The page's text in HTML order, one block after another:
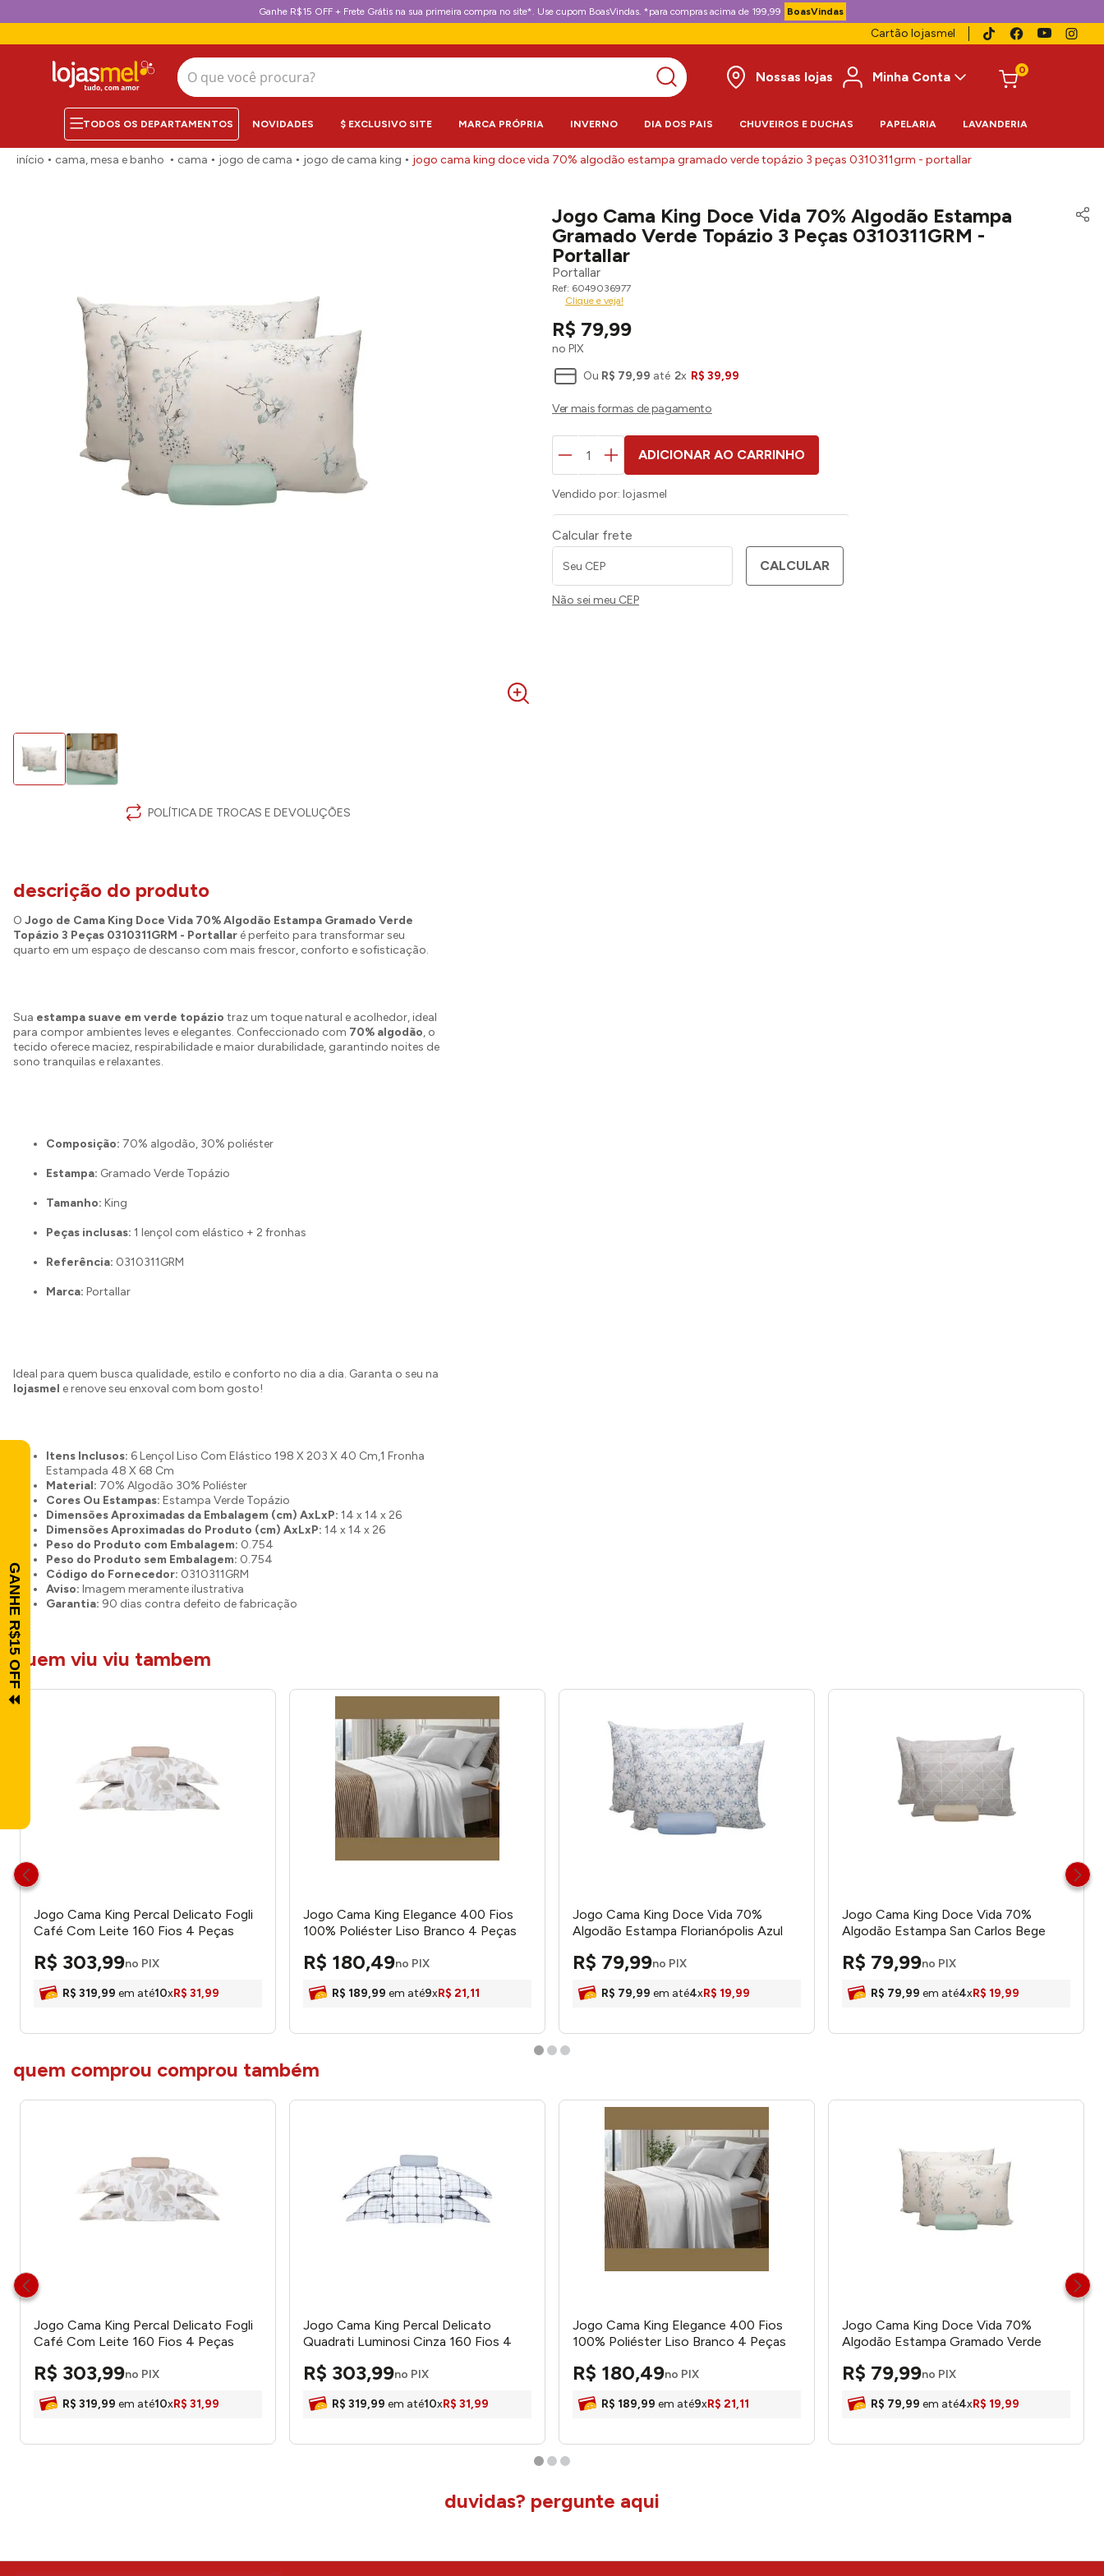
Ganhe R$15 OFF + Frete Grátis na sua primeira compra no site*. Use cupom BoasVindas. *para compras acima de 199,99 BoasVindas
Cartão lojasmel
O que você procura?
Nossas lojas
Minha Conta 0
NOVIDADES $ EXCLUSIVO SITE MARCA PRÓPRIA INVERNO DIA DOS PAIS CHUVEIROS E DUCHAS PAPELARIA LAVANDERIA
cama, mesa e banho cama jogo de cama jogo de cama king jogo cama king doce vida 70% algodão estampa gramado verde topázio 3 peças 0310311grm - portallar
POLÍTICA DE TROCAS E DEVOLUÇÕES
Jogo Cama King Doce Vida 70% Algodão Estampa
Gramado Verde Topázio 3 Peças 0310311GRM -
Portallar
Portallar
6049036977
Clique e veja!
R$ 79,99
no PIX
Ou R$ 79,99 até 2x R$ 39,99
ADICIONAR AO CARRINHO
Vendido por: lojasmel
Calcular frete
CALCULAR
Não sei meu CEP
descrição do produto
O Jogo de Cama King Doce Vida 70% Algodão Estampa Gramado Verde
Topázio 3 Peças 0310311GRM - Portallar é perfeito para transformar seu
quarto em um espaço de descanso com mais frescor, conforto e sofisticação.
Sua estampa suave em verde topázio traz um toque natural e acolhedor, ideal
para compor ambientes leves e elegantes. Confeccionado com 70% algodão, o
tecido oferece maciez, respirabilidade e maior durabilidade, garantindo noites de
sono tranquilas e relaxantes.
Composição: 70% algodão, 30% poliéster
Estampa: Gramado Verde Topázio
Tamanho: King
Peças inclusas: 1 lençol com elástico + 2 fronhas
Referência: 0310311GRM
Marca: Portallar
Ideal para quem busca qualidade, estilo e conforto no dia a dia. Garanta o seu na
lojasmel e renove seu enxoval com bom gosto!
Itens Inclusos: 6 Lençol Liso Com Elástico 198 X 203 X 40 Cm,1 Fronha
Estampada 48 X 68 Cm
Material: 70% Algodão 30% Poliéster
Cores Ou Estampas: Estampa Verde Topázio
Dimensões Aproximadas da Embalagem (cm) AxLxP: 14 x 14 x 26
Dimensões Aproximadas do Produto (cm) AxLxP: 14 x 14 x 26
Peso do Produto com Embalagem: 0.754
Peso do Produto sem Embalagem: 0.754
Código do Fornecedor: 0310311GRM
Aviso: Imagem meramente ilustrativa
Garantia: 90 dias contra defeito de fabricação
quem viu viu tambem
Jogo Cama King Percal Delicato Fogli
Café Com Leite 160 Fios 4 Peças
R$ 303,99no PIX
R$ 319,99 em até10xR$ 31,99
Jogo Cama King Elegance 400 Fios
100% Poliéster Liso Branco 4 Peças
R$ 180,49no PIX
R$ 189,99 em até9xR$ 21,11
Jogo Cama King Doce Vida 70%
Algodão Estampa Florianópolis Azul
R$ 79,99no PIX
R$ 79,99 em até4xR$ 19,99
Jogo Cama King Doce Vida 70%
Algodão Estampa San Carlos Bege
R$ 79,99no PIX
R$ 79,99 em até4xR$ 19,99
quem comprou comprou também
Jogo Cama King Percal Delicato Fogli
Café Com Leite 160 Fios 4 Peças
R$ 303,99no PIX
R$ 319,99 em até10xR$ 31,99
Jogo Cama King Percal Delicato
Quadrati Luminosi Cinza 160 Fios 4
R$ 303,99no PIX
R$ 319,99 em até10xR$ 31,99
Jogo Cama King Elegance 400 Fios
100% Poliéster Liso Branco 4 Peças
R$ 180,49no PIX
R$ 189,99 em até9xR$ 21,11
Jogo Cama King Doce Vida 70%
Algodão Estampa Gramado Verde
Portallar
R$ 79,99no PIX
R$ 79,99 em até4xR$ 19,99
duvidas? pergunte aqui